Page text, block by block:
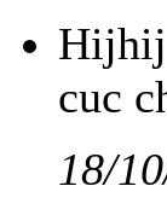
Hijhij
cuc
18/